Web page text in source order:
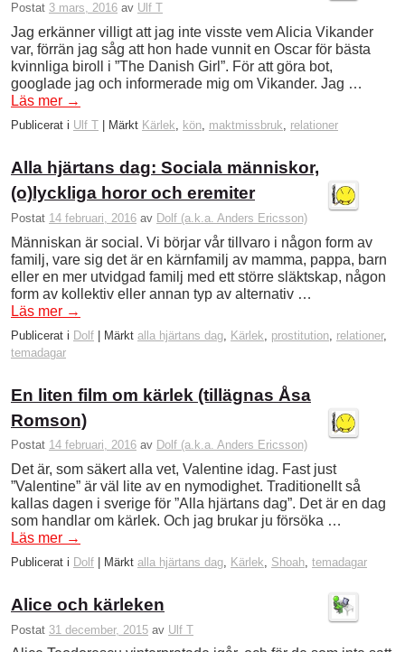
Postat 3 mars, 2016 av Ulf T
Jag erkänner villigt att jag inte visste vem Alicia Vikander
var, förrän jag såg att hon hade vunnit en Oscar för bästa
kvinnliga biroll i ”The Danish Girl”. För att göra bot,
googlade jag och informerade mig om Vikander. Jag …
Läs mer →
Publicerat i Ulf T Märkt Kärlek, kön, maktmissbruk, relationer
Alla hjärtans dag: Sociala människor,
(o)lyckliga horor och eremiter
Postat 14 februari, 2016 av Dolf (a.k.a. Anders Ericsson)
Människan är social. Vi börjar vår tillvaro i någon form av
familj, vare sig det är en kärnfamilj av mamma, pappa, barn
eller en mer utvidgad familj med ett större släktskap, någon
form av kollektiv eller annan typ av alternativ …
Läs mer →
Publicerat i Dolf | Märkt alla hjärtans dag Kärlek prostitution relationer,
temadagar
En liten film om kärlek (tillägnas Åsa
Romson)
Postat 14 februari, 2016 av Dolf (a.k.a. Anders Ericsson)
Det är, som säkert alla vet, Valentine idag. Fast just
”Valentine” är väl lite av en nymodighet. Traditionellt så
kallas dagen i sverige för ”Alla hjärtans dag”. Det är en dag
som handlar om kärlek. Och jag brukar ju försöka …
Läs mer →
Publicerat i Dolf Märkt alla hjärtans dag, Kärlek, Shoah, temadagar
Alice och kärleken
Postat 31 december, 2015 av Ulf T